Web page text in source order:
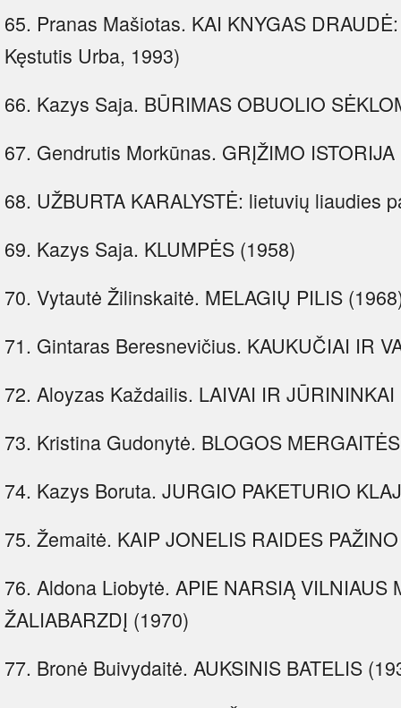
65. Pranas Mašiotas. KAI KNYGAS
Kęstutis Urba, 1993)
66. Kazys Saja. BŪRIMAS OBUOLIO
67. Gendrutis Morkūnas. GRĮŽIMO ISTORIJA
68. UŽBURTA KARALYSTĖ: lietuvių liaudies
69. Kazys Saja. KLUMPĖS (1958)
70. Vytautė Žilinskaitė. MELAGIŲ PILIS
71. Gintaras Beresnevičius. KAUKUČIAI IR
72. Aloyzas Každailis. LAIVAI IR JŪRININKAI
73. Kristina Gudonytė. BLOGOS
74. Kazys Boruta. JURGIO PAKETURIO
75. Žemaitė. KAIP JONELIS RAIDES
76. Aldona Liobytė. APIE NARSIĄ VILNIAUS
ŽALIABARZDĮ (1970)
77. Bronė Buivydaitė. AUKSINIS BATELIS